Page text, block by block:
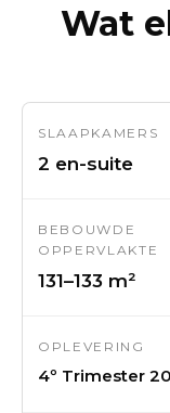
Wat
SLAAPKAMERS
2 en-suite
BEBOUWDE
OPPERVLAKTE
131–133 m²
OPLEVERING
4º Trimester